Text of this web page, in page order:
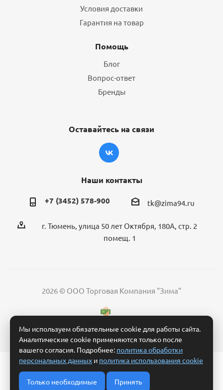
Условия доставки
Гарантия на товар
Помощь
Блог
Вопрос-ответ
Бренды
Оставайтесь на связи
Наши контакты
+7 (3452) 578-900 tk@zima94.ru
г. Тюмень, улица 50 лет Октября, 180А, стр. 2
помещ. 1
2026 © ООО Торговая Компания "Зима"
Политика обработки персональных данных
Согласие на обработку персональных данных
Условия обработки заявки и взаимодействия
Мы используем обязательные cookie для работы сайта.
Аналитические cookie применяются только после
вашего согласия. Подробнее: политика обработки
персональных данных и политика использования cookie
Только необходимые Принять